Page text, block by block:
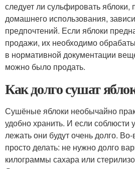
следует ли сульфировать
домашнего использования,
предпочтений. Если яблоки
продажи, их необходимо
в нормативной документации
можно было продать.
Как долго сушат
Сушёные яблоки необычайно
удобно хранить. И если соблюсти
лежать они будут очень долго.
просто делать: не нужно долго
килограммы сахара или